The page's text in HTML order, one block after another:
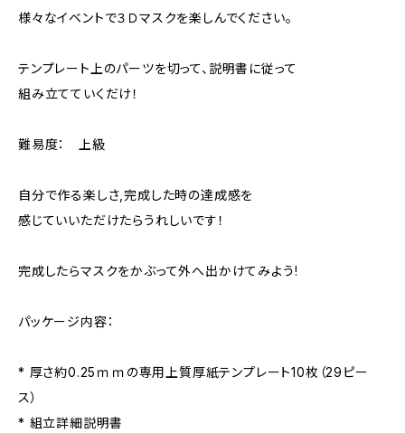
様々なイベントで３Ｄマスクを楽しんでください。
テンプレート上のパーツを切って、説明書に従って
組み立てていくだけ！
難易度： 上級
自分で作る楽しさ,完成した時の達成感を
感じていいただけたらうれしいです！
完成したらマスクをかぶって外へ出かけてみよう!
パッケージ内容：
* 厚さ約0.25ｍｍの専用上質厚紙テンプレート10枚（29ピー
ス）
* 組立詳細説明書